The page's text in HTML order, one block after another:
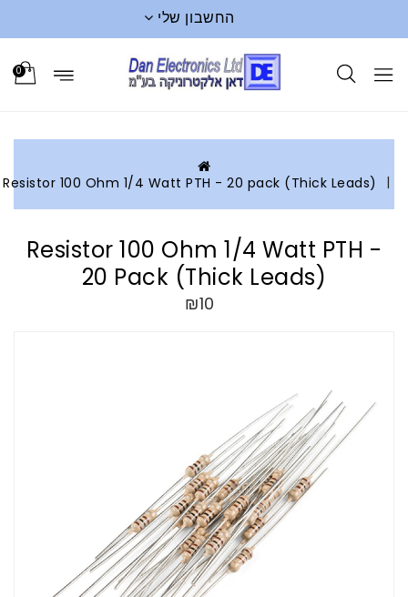
החשבון שלי
0
Resistor 100 Ohm 1/4 Watt PTH - 20 pack (Thick Leads)
Resistor 100 Ohm 1/4 Watt PTH -
20 Pack (Thick Leads)
₪10